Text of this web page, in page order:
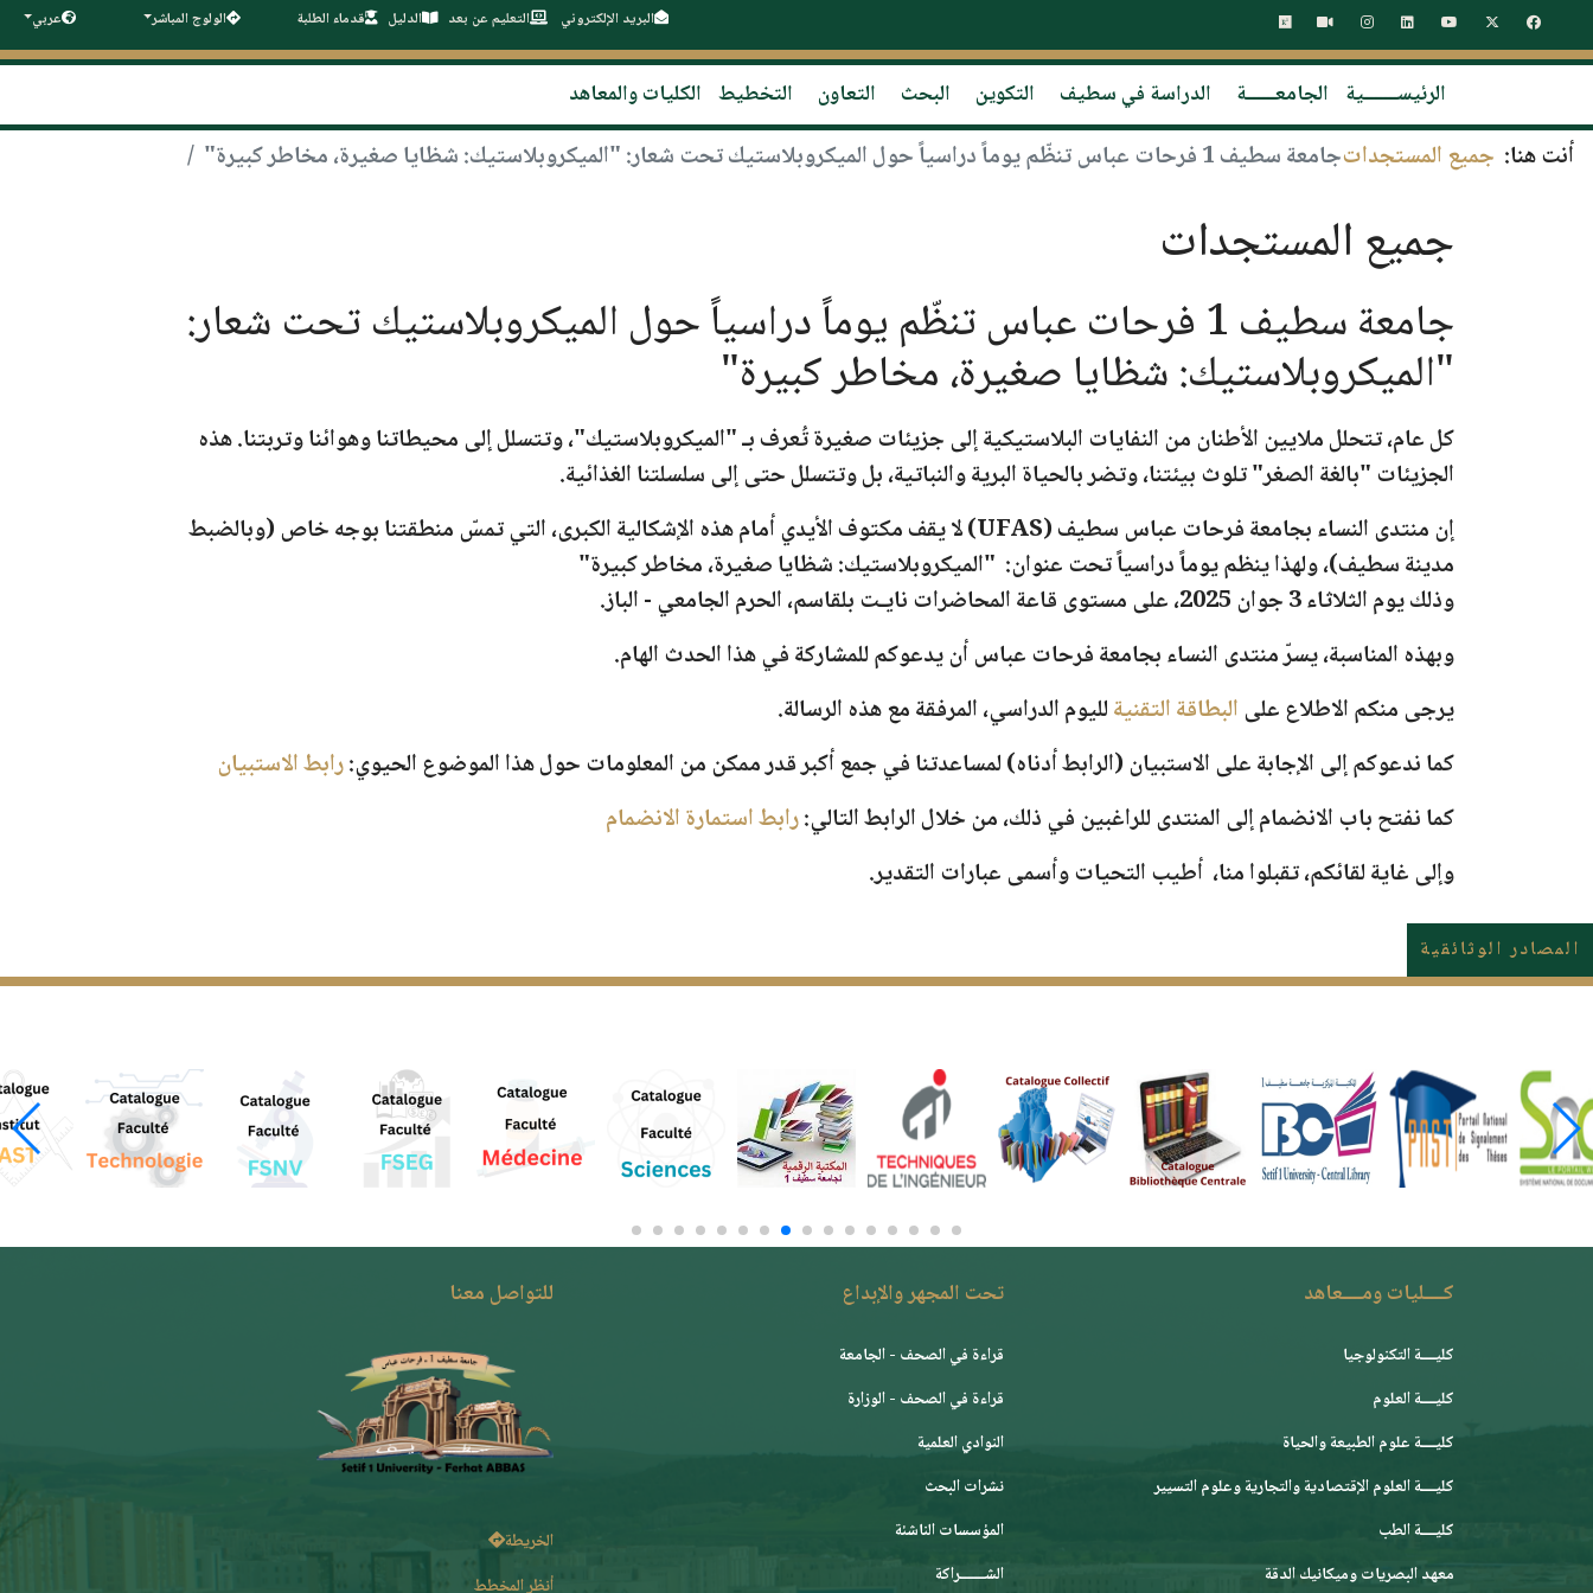
البريد الإلكتروني التعليم عن بعد الدليل قدماء الطلبة الولوج المباشر عربي
الرئيســـــــية الجامعــــــة الدراسة في سطيف التكوين البحث التعاون التخطيط الكليات والمعاهد
أنت هنا: جميع المستجداتجامعة سطيف 1 فرحات عباس تنظّم يوماً دراسياً حول الميكروبلاستيك تحت شعار: "الميكروبلاستيك: شظايا صغيرة، مخاطر كبيرة"
جميع المستجدات
جامعة سطيف 1 فرحات عباس تنظّم يوماً دراسياً حول الميكروبلاستيك تحت شعار:
"الميكروبلاستيك: شظايا صغيرة، مخاطر كبيرة"
كل عام، تتحلل ملايين الأطنان من النفايات البلاستيكية إلى جزيئات صغيرة تُعرف بـ"الميكروبلاستيك"،وتتسلل إلى محيطاتنا وهوائنا وتربتنا. هذه
الجزيئات"بالغة الصغر"تلوث بيئتنا، وتضر بالحياة البرية والنباتية، بل وتتسلل حتى إلى سلسلتنا الغذائية.
إن منتدى النساء بجامعة فرحات عباس سطيف (UFAS) لا يقف مكتوف الأيدي أمام هذه الإشكالية الكبرى، التي تمسّ منطقتنا بوجه خاص (وبالضبط
مدينة سطيف)، ولهذا ينظم يوماً دراسياً تحت عنوان: "الميكروبلاستيك: شظايا صغيرة، مخاطر كبيرة"
وذلك يومالثلاثاء 3 جوان 2025، على مستوىقاعة المحاضرات نايـت بلقاسم، الحرم الجامعي - الباز.
وبهذه المناسبة، يسرّ منتدى النساء بجامعة فرحات عباس أن يدعوكم للمشاركة في هذا الحدث الهام.
يرجى منكم الاطلاع علىالبطاقة التقنيةلليوم الدراسي، المرفقة مع هذه الرسالة.
كما ندعوكم إلى الإجابة علىالاستبيان(الرابط أدناه) لمساعدتنا في جمع أكبر قدر ممكن من المعلومات حول هذا الموضوع الحيوي:رابط الاستبيان
كما نفتح بابالانضمام إلى المنتدىللراغبين في ذلك، من خلال الرابط التالي:رابط استمارة الانضمام
وإلى غاية لقائكم، تقبلوا منا، أطيب التحيات وأسمى عبارات التقدير.
المصادر الوثائقية
كــــليات ومــــعاهد
كليــــة التكنولوجيا
كليــــة العلوم
كليــــة علوم الطبيعة والحياة
كليــــة العلوم الإقتصادية والتجارية وعلوم التسيير
كليــــة الطب
معهد البصريات وميكانيك الدقة
تحت المجهر والإبداع
قراءة في الصحف - الجامعة
قراءة في الصحف - الوزارة
النوادي العلمية
نشرات البحث
المؤسسات الناشئة
الشـــــــراكة
للتواصل معنا
الخريطة